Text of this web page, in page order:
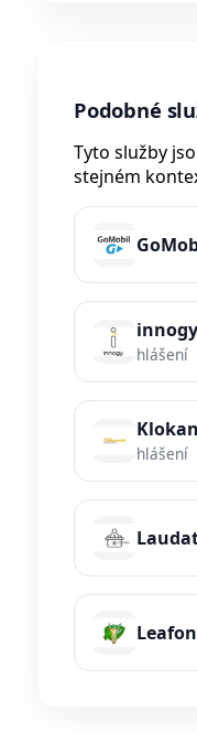
Podobné
Tyto služby
stejném
hlášení
hlášení